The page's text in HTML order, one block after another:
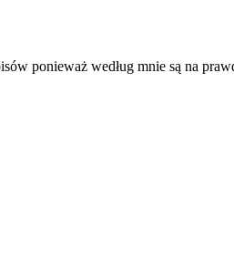
ponieważ według mnie są na